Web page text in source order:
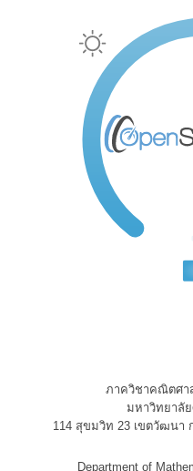
ภาควิชาคณิตศา
มหาวิทยาลั
114 สุขมวิท 23 เขตวัฒนา
Department of